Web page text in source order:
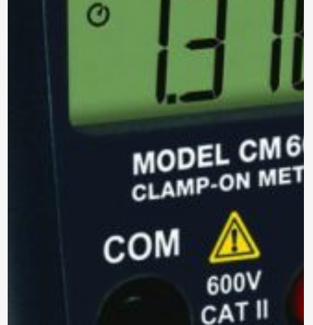
*Al enviar tus datos, aceptas nuestra política de privacidad